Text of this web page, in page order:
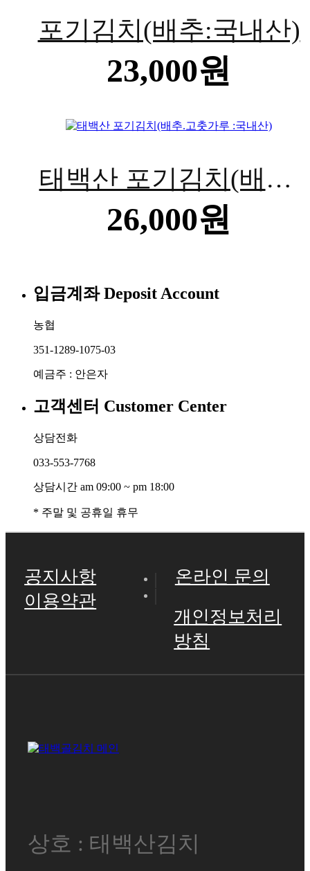
포기김치(배추:국내산)
23,000원
태백산 포기김치(배추.
고춧가루 :국내산)
26,000원
입금계좌Deposit Account
농협
351-1289-1075-03
예금주 : 안은자
고객센터 Customer Center
상담전화
033-553-7768
상담시간 am 09:00 ~ pm 18:00
* 주말 및 공휴일 휴무
공지사항
온라인 문의
이용약관
개인정보처리
방침
상호 : 태백산김치